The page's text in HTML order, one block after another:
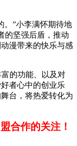
。”小李满怀期待地
的坚强后盾，推动
漫带来的快乐与感
的功能、以及对
者心中的创业乐
台，将热爱转化为
合作的关注！